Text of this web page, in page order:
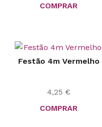
COMPRAR
Festão 4m Vermelho
4,25 €
COMPRAR